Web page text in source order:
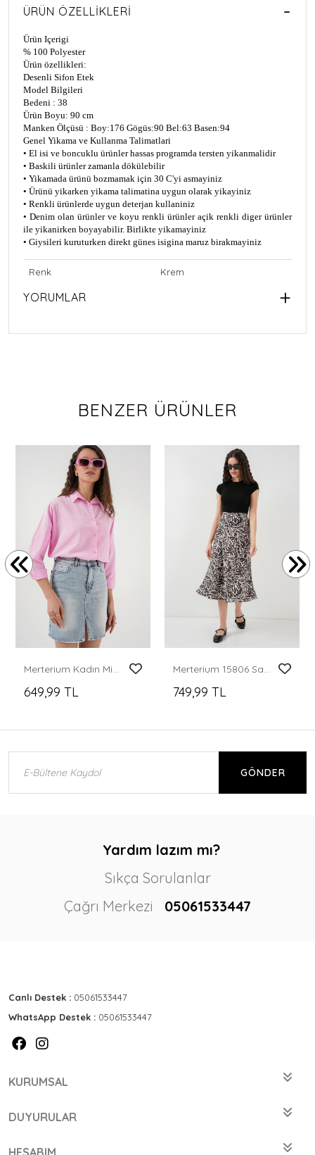
ÜRÜN ÖZELLIKLERI
Ürün Içerigi
% 100 Polyester
Ürün özellikleri:
Desenli Sifon Etek
Model Bilgileri
Bedeni : 38
Ürün Boyu: 90 cm
Manken Ölçüsü : Boy:176 Gögüs:90 Bel:63 Basen:94
Genel Yikama ve Kullanma Talimatlari
• El isi ve boncuklu ürünler hassas programda tersten yikanmalidir
• Baskili ürünler zamanla dökülebilir
• Yikamada ürünü bozmamak için 30 C'yi asmayiniz
• Ürünü yikarken yikama talimatina uygun olarak yikayiniz
• Renkli ürünlerde uygun deterjan kullaniniz
• Denim olan ürünler ve koyu renkli ürünler açik renkli diger ürünler
ile yikanirken boyayabilir. Birlikte yikamayiniz
• Giysileri kuruturken direkt günes isigina maruz birakmayiniz
Renk Krem
YORUMLAR
BENZER ÜRÜNLER
Merterium Kadın Mini Kot Etek 8037 - Mavi
649,99 TL
Merterium 15806 Saten Etek - K. Bej
749,99 TL
GÖNDER
Yardım lazım mı?
Sıkça Sorulanlar
Çağrı Merkezi
05061533447
Canlı Destek : 05061533447
WhatsApp Destek : 05061533447
KURUMSAL
DUYURULAR
HESABIM